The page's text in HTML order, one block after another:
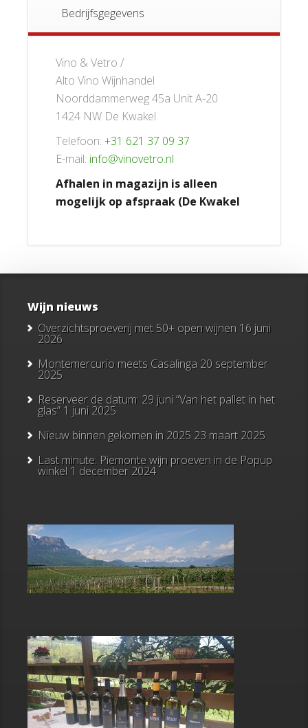
Bedrijfsgegevens
Vino & Vetro /
Alto Vino Wijnhandel
Noorddammerweg 45a Unit A-20
1424 NW De Kwakel
Telefoon: +31 621 37 09 37
E-mail: info@vinovetro.nl
Afhalen in magazijn is alleen
mogelijk op afspraak (De Kwakel
Wijn nieuws
Overzichtsproeverij met 50+ open wijnen 16 juni
2026
Montemercurio meets Casalinga 20 september
2025
Reserveer de datum: 29 juni “Van het pallet in het
glas” 1 juni 2025
Nieuw binnen gekomen in 2025 23 maart 2025
Last minute: Piemonte wijn proeven in de Popup
winkel 1 december 2024